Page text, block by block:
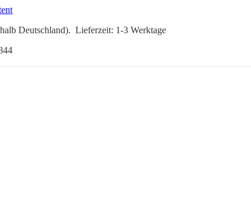
Deutschland). Lieferzeit: 1-3 Werktage